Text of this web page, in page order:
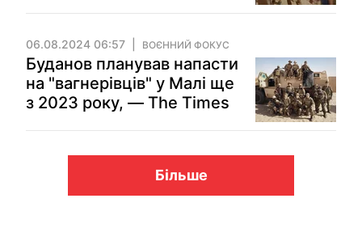
06.08.2024 06:57 ВОЄННИЙ ФОКУС
Буданов планував напасти
на "вагнерівців" у Малі ще
з 2023 року, — The Times
Більше